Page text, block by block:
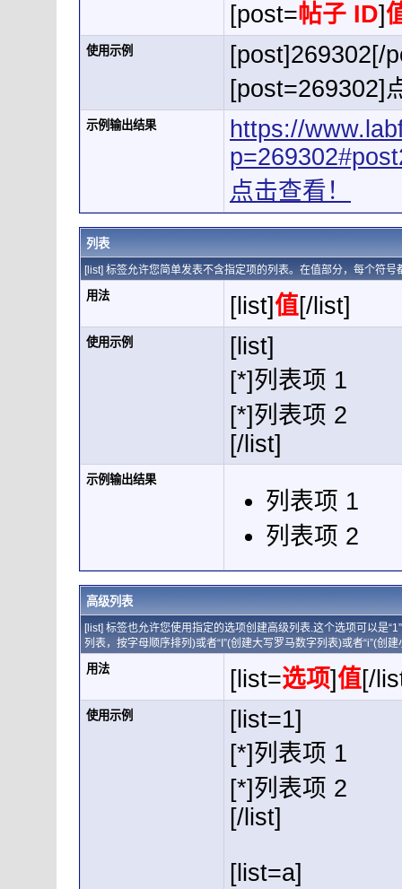
[post=帖子 ID]
使用示例
[post]269302[/
[post=269302]
示例输出结果
https://
点击查看！
列表
[list] 标签允许您简单发表不含指定项的列表。在值部分，每个符号
用法 [list]值[/list]
使用示例
[list]
[*]列表项 1
[*]列表项 2
[/list]
示例输出结果
列表项 1
列表项 2
高级列表
[list] 标签也允许您使用指定的选项创建高级列表.这个选项可以是
列表，按字母顺序排列)或者“I”(创建大写罗马数字列表)或者“i”(创
用法 [list=选项]值[/
使用示例
[list=1]
[*]列表项 1
[*]列表项 2
[/list]
[list=a]